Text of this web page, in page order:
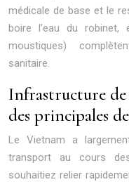
médicale de base et le
boire l’eau du
moustiques)
sanitaire.
Infrastructure
des principales
Le Vietnam a
transport au cours
souhaitiez relier